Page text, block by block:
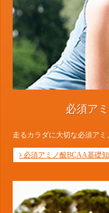
必須ア
走るカラダに大切な必須ア
必須アミノ酸BCAA基礎